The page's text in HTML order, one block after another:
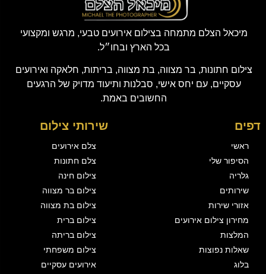
מיכאל הצלם מתמחה בצילום אירועים טבעי, מרגש ומקצועי
בכל הארץ ובחו״ל.
צילום חתונות, בר מצווה, בת מצווה, בריתות, חלאקה ואירועים
עסקיים, עם יחס אישי, סבלנות ותיעוד מדויק של הרגעים
החשובים באמת.
דפים
ראשי
הסיפור שלי
גלריה
שירותים
אזורי שירות
מחירון צילום אירועים
המלצות
שאלות נפוצות
בלוג
שירותי צילום
צלם אירועים
צלם חתונות
צילום חינה
צילום בר מצווה
צילום בת מצווה
צילום ברית
צילום בריתה
צילום משפחתי
אירועים עסקיים